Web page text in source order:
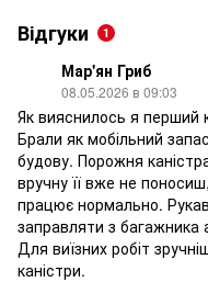
Відгуки 1
Мар'ян Гриб
08.05.2026 в 09:03
Як вияснилось я перший
Брали як мобільний
будову. Порожня
вручну її вже не
працює нормально.
заправляти з багажника
Для виїзних робіт
каністри.